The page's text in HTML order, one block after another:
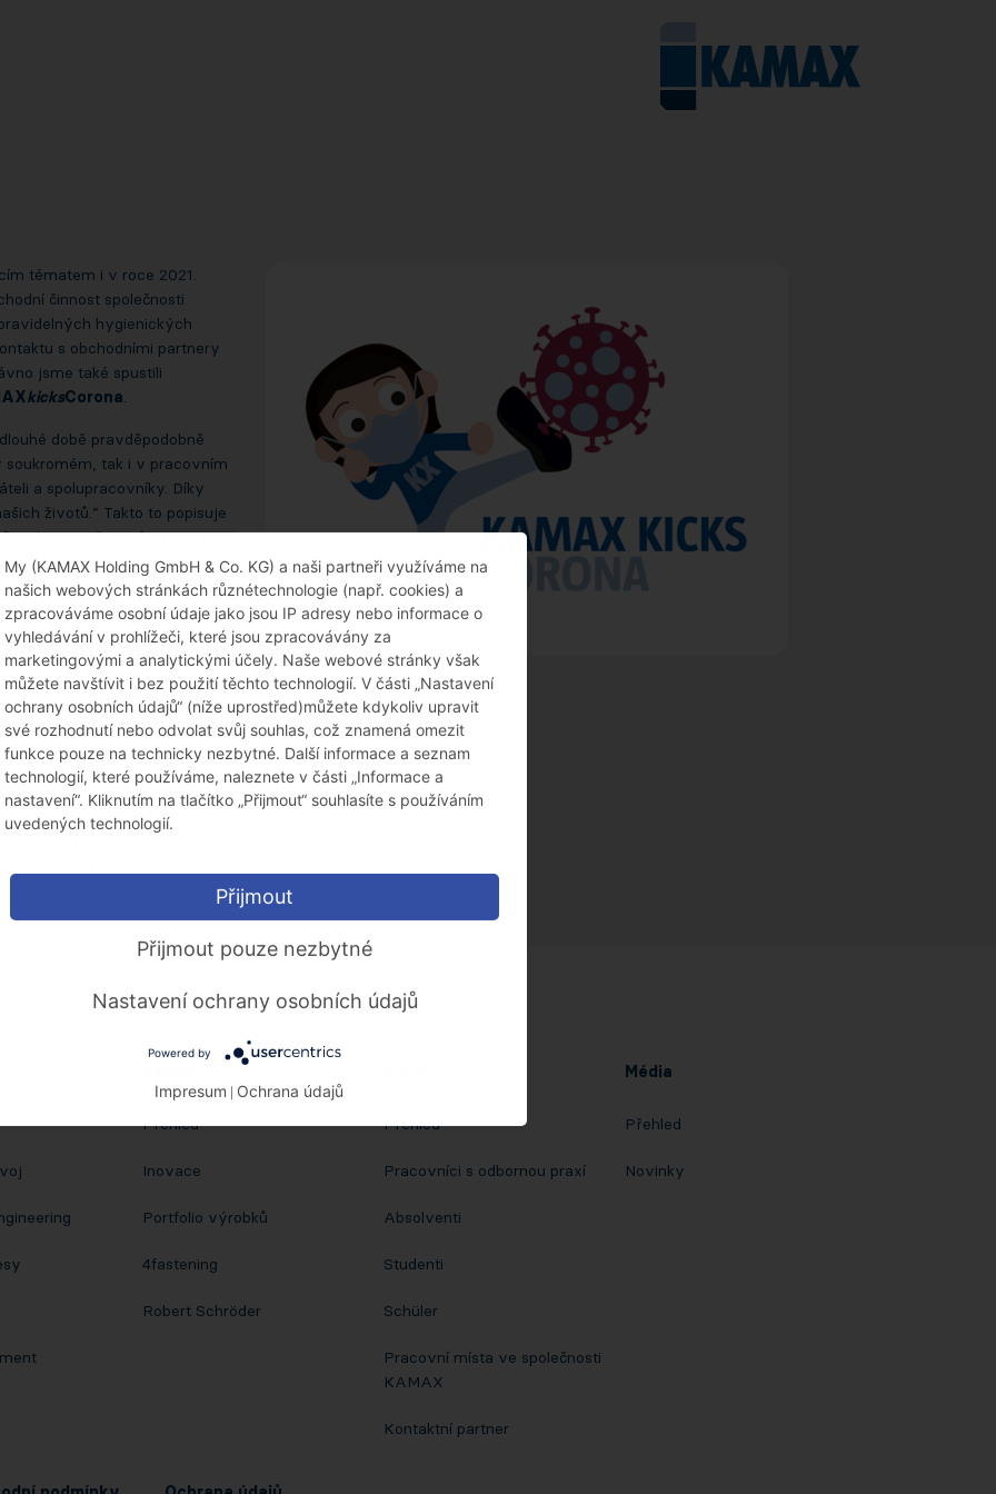
tématem i v roce 2021.
činnost společnosti
hygienických
s obchodními partnery
jsme také spustili
kicksCorona.
době pravděpodobně
soukromém, tak i v pracovním
a spolupracovníky. Díky
životů.” Takto to popisuje
kampaně je informovat
k imunizaci, jakmile bude
všem zaměstnancům a
závodech v USA a v Číně byl
pravidelně
zmíněných plakátů kampaně
dostupné zaměstnancům,
disciplíně, vzájemné
KAMAX relativně daří infekci
říká Jörg Steins, CEO
zůstalo i nadále.
Přehled
Inovace
Portfolio výrobků
4fastening
Robert Schröder
Přehled
Pracovníci s odbornou praxí
Absolventi
Studenti
Schüler
Pracovní místa ve společnosti
KAMAX
Kontaktní partner
Média
Přehled
Novinky
My (KAMAX Holding GmbH & Co. KG) a naši partneři využíváme na
našich webových stránkách různétechnologie (např. cookies) a
zpracováváme osobní údaje jako jsou IP adresy nebo informace o
vyhledávání v prohlížeči, které jsou zpracovávány za
marketingovými a analytickými účely. Naše webové stránky však
můžete navštívit i bez použití těchto technologií. V části „Nastavení
ochrany osobních údajů“ (níže uprostřed)můžete kdykoliv upravit
své rozhodnutí nebo odvolat svůj souhlas, což znamená omezit
funkce pouze na technicky nezbytné. Další informace a seznam
technologií, které používáme, naleznete v části „Informace a
nastavení“. Kliknutím na tlačítko „Přijmout“ souhlasíte s používáním
uvedených technologií.
Přijmout
Přijmout pouze nezbytné
Nastavení ochrany osobních údajů
Powered by
Impresum Ochrana údajů